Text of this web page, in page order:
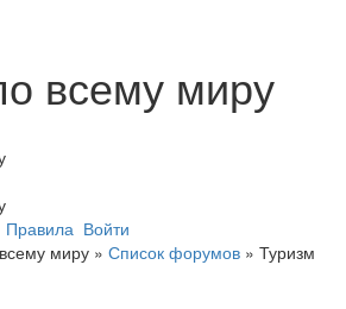
всему миру
Правила Войти
миру » Список форумов » Туризм